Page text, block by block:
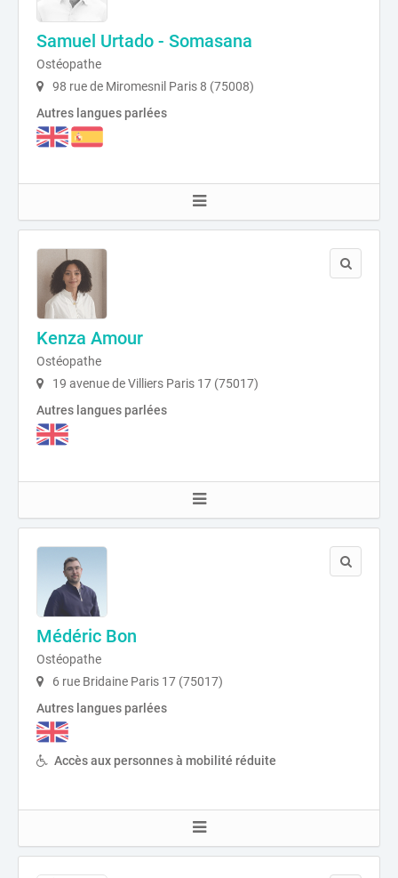
Samuel Urtado - Somasana
Ostéopathe
98 rue de Miromesnil Paris 8 (75008)
Autres langues parlées
Kenza Amour
Ostéopathe
19 avenue de Villiers Paris 17 (75017)
Autres langues parlées
Médéric Bon
Ostéopathe
6 rue Bridaine Paris 17 (75017)
Autres langues parlées
Accès aux personnes à mobilité réduite